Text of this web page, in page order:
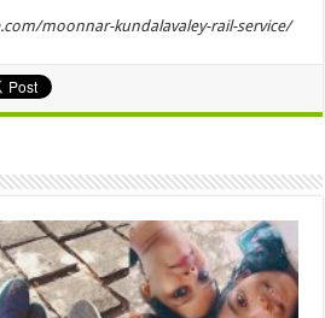
moonnar-kundalavaley-rail-service/